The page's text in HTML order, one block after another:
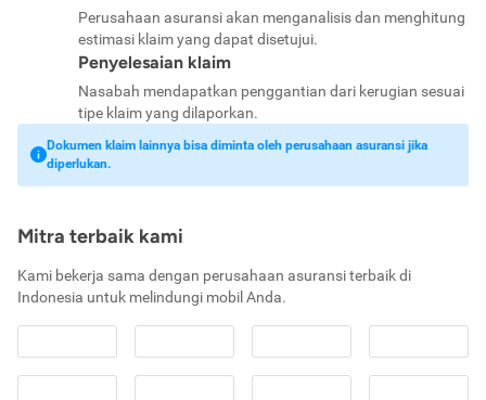
Perusahaan asuransi akan menganalisis dan menghitung
estimasi klaim yang dapat disetujui.
Penyelesaian klaim
Nasabah mendapatkan penggantian dari kerugian sesuai
tipe klaim yang dilaporkan.
Dokumen klaim lainnya bisa diminta oleh perusahaan asuransi jika
diperlukan.
Mitra terbaik kami
Kami bekerja sama dengan perusahaan asuransi terbaik di
Indonesia untuk melindungi mobil Anda.